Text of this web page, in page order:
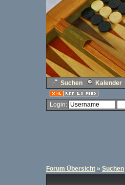
Suchen Kalender
Login:
Forum Übersicht » Suchen